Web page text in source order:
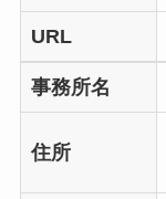
URL
事務所名
住所